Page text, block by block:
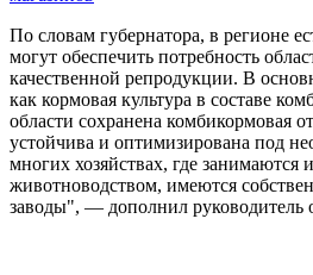
По словам губернатора, в регионе
могут обеспечить потребность
качественной репродукции. В
как кормовая культура в составе
области сохранена комбикормовая
устойчива и оптимизирована под
многих хозяйствах, где занимаются
животноводством, имеются
заводы", — дополнил руководитель